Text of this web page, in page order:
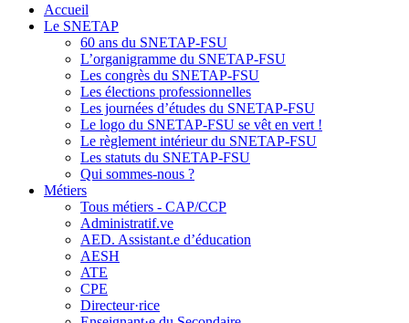
Accueil
Le SNETAP
60 ans du SNETAP-FSU
L’organigramme du SNETAP-FSU
Les congrès du SNETAP-FSU
Les élections professionnelles
Les journées d’études du SNETAP-FSU
Le logo du SNETAP-FSU se vêt en vert !
Le règlement intérieur du SNETAP-FSU
Les statuts du SNETAP-FSU
Qui sommes-nous ?
Métiers
Tous métiers - CAP/CCP
Administratif.ve
AED. Assistant.e d’éducation
AESH
ATE
CPE
Directeur·rice